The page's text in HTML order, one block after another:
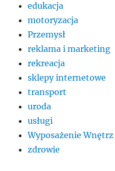
edukacja
motoryzacja
Przemysł
reklama i marketing
rekreacja
sklepy internetowe
transport
uroda
usługi
Wyposażenie Wnętrz
zdrowie